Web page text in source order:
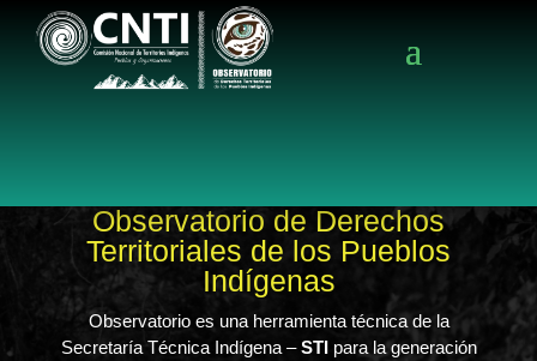
Observatorio de Derechos
Territoriales de los Pueblos
Indígenas
Observatorio es una herramienta técnica de la
Secretaría Técnica Indígena –STIpara la generación